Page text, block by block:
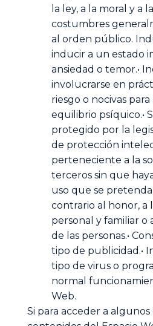
la ley, a la moral y a
costumbres
al orden público.
inducir a un estado
ansiedad o temor.•
involucrarse en
riesgo o nocivas para
equilibrio psíquico.•
protegido por la
de protección
perteneciente a la
terceros sin que
uso que se pretenda
contrario al honor, a
personal y familiar o
de las personas.•
tipo de publicidad.•
tipo de virus o
normal
Web.
Si para acceder a algunos